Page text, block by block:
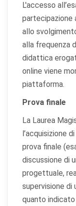
L'accesso
allo
alla frequenza
didattica
online viene
piattaforma.
Prova finale
La Laurea
l’acquisizione
prova finale
discussione di
progettuale,
supervisione di
quanto